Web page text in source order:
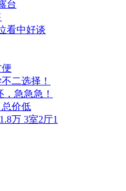
台
看中好谈
二选择！
急急急！
价低
万 3室2厅1